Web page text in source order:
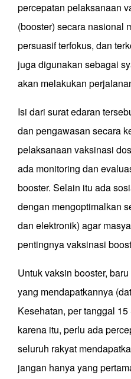
percepatan pelaksanaan
(booster) secara nasional
persuasifterfokus, dan
juga digunakan sebagai
akan melakukan
Isi dari surat edaran
dan pengawasan secara
pelaksanaan vaksinasi
ada monitoring dan
booster. Selain itu ada
dengan mengoptimalkan
dan elektronik) agar
pentingnya vaksinasi
Untuk vaksin booster,
yang mendapatkannya
Kesehatan, per tanggal
karena itu, perlu ada
seluruh rakyat
jangan hanya yang